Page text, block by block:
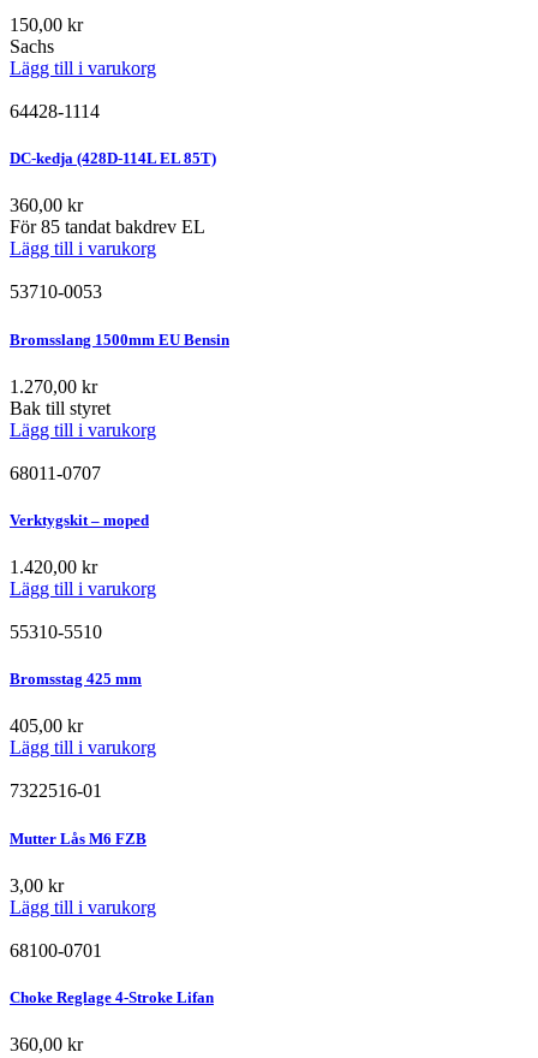
150,00 kr
Sachs
Lägg till i varukorg
64428-1114
DC-kedja (428D-114L EL 85T)
360,00 kr
För 85 tandat bakdrev EL
Lägg till i varukorg
53710-0053
Bromsslang 1500mm EU Bensin
1.270,00 kr
Bak till styret
Lägg till i varukorg
68011-0707
Verktygskit – moped
1.420,00 kr
Lägg till i varukorg
55310-5510
Bromsstag 425 mm
405,00 kr
Lägg till i varukorg
7322516-01
Mutter Lås M6 FZB
3,00 kr
Lägg till i varukorg
68100-0701
Choke Reglage 4-Stroke Lifan
360,00 kr